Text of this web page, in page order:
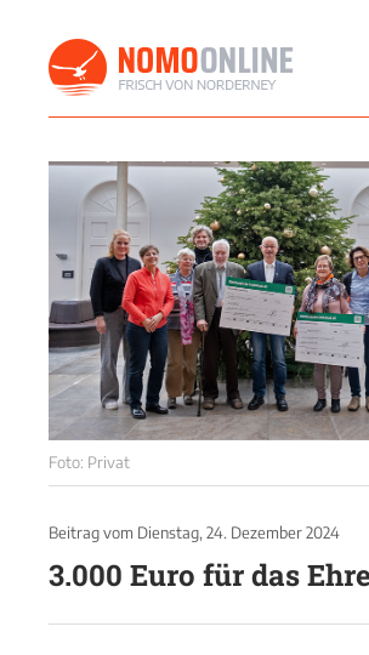
Foto: Privat
Beitrag vom Dienstag, 24. Dezember 2024
3.000 Euro für das